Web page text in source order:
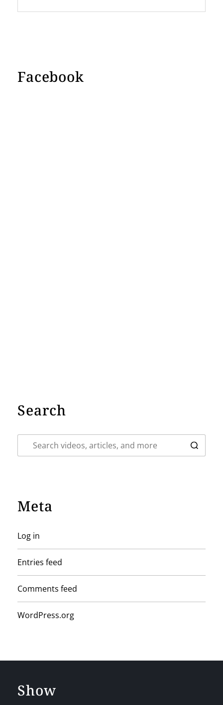
Facebook
Search
Meta
Log in
Entries feed
Comments feed
WordPress.org
Show